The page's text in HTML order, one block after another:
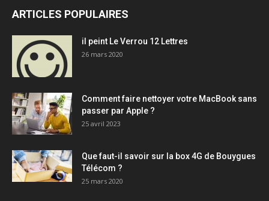
ARTICLES POPULAIRES
il peint Le Verrou 12 Lettres
26 mars 2020
Comment faire nettoyer votre MacBook sans
passer par Apple ?
25 avril 2023
Que faut-il savoir sur la box 4G de Bouygues
Télécom ?
25 mars 2020